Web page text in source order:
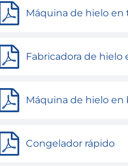
Máquina de hielo en tubos
Fabricadora de hielo
Máquina de hielo en
Congelador rápido